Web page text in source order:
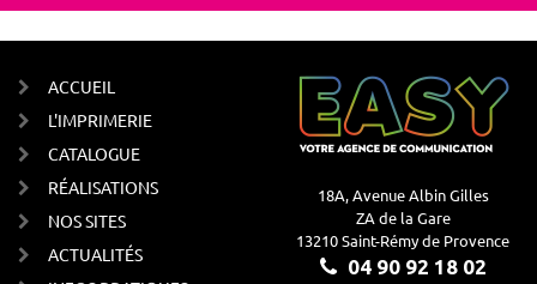
ACCUEIL
L'IMPRIMERIE
CATALOGUE
RÉALISATIONS
NOS SITES
ACTUALITÉS
18A, Avenue Albin Gilles
ZA de la Gare
13210 Saint-Rémy de Provence
04 90 92 18 02